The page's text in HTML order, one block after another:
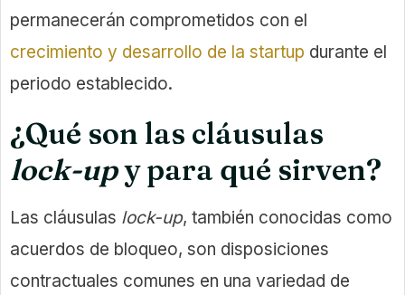
permanecerán comprometidos con el
crecimiento y desarrollo de la startup durante el
periodo establecido.
¿Qué son las cláusulas
lock-upy para qué sirven?
Las cláusulas lock-up, también conocidas como
acuerdos de bloqueo, son disposiciones
contractuales comunes en una variedad de